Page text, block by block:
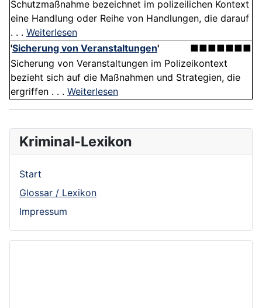
Schutzmaßnahme bezeichnet im polizeilichen Kontext
eine Handlung oder Reihe von Handlungen, die darauf
. . . Weiterlesen
'Sicherung von Veranstaltungen'
■■■■■■■
Sicherung von Veranstaltungen im Polizeikontext
bezieht sich auf die Maßnahmen und Strategien, die
ergriffen . . . Weiterlesen
Kriminal-Lexikon
Start
Glossar / Lexikon
Impressum